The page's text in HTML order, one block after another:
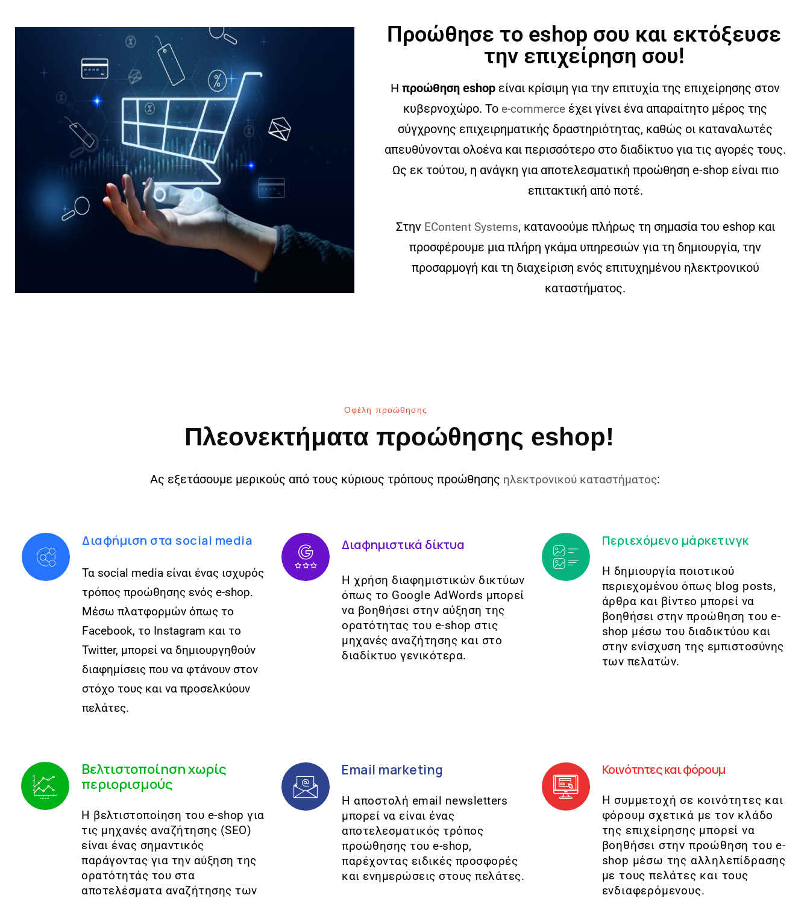
Προώθησε το eshop σου και εκτόξευσε
την επιχείρηση σου!
Ηπροώθηση eshop είναι κρίσιμη για την επιτυχία της επιχείρησης στον
κυβερνοχώρο. Το e-commerce έχει γίνει ένα απαραίτητο μέρος της
σύγχρονης επιχειρηματικής δραστηριότητας, καθώς οι καταναλωτές
απευθύνονται ολοένα και περισσότερο στο διαδίκτυο για τις αγορές τους.
Ως εκ τούτου, η ανάγκη για αποτελεσματική προώθηση e-shop είναι πιο
επιτακτική από ποτέ.
Στην ΕContent Systems, κατανοούμε πλήρως τη σημασία του eshop και
προσφέρουμε μια πλήρη γκάμα υπηρεσιών για τη δημιουργία, την
προσαρμογή και τη διαχείριση ενός επιτυχημένου ηλεκτρονικού
καταστήματος.
Οφέλη προώθησης
Πλεονεκτήματα προώθησης eshop!
Ας εξετάσουμε μερικούς από τους κύριους τρόπους προώθησης ηλεκτρονικού καταστήματος:
Διαφήμιση στα social media
Τα social media είναι ένας ισχυρός
τρόπος προώθησης ενός e-shop.
Μέσω πλατφορμών όπως το
Facebook, το Instagram και το
Twitter, μπορεί να δημιουργηθούν
διαφημίσεις που να φτάνουν στον
στόχο τους και να προσελκύουν
πελάτες.
Διαφημιστικά δίκτυα
Η χρήση διαφημιστικών δικτύων
όπως το Google AdWords μπορεί
να βοηθήσει στην αύξηση της
ορατότητας του e-shop στις
μηχανές αναζήτησης και στο
διαδίκτυο γενικότερα.
Περιεχόμενο μάρκετινγκ
Η δημιουργία ποιοτικού
περιεχομένου όπως blog posts,
άρθρα και βίντεο μπορεί να
βοηθήσει στην προώθηση του e-
shop μέσω του διαδικτύου και
στην ενίσχυση της εμπιστοσύνης
των πελατών.
Βελτιστοποίηση χωρίς
περιορισμούς
Η βελτιστοποίηση του e-shop για
τις μηχανές αναζήτησης (SEO)
είναι ένας σημαντικός
παράγοντας για την αύξηση της
ορατότητάς του στα
αποτελέσματα αναζήτησης των
Email marketing
Η αποστολή email newsletters
μπορεί να είναι ένας
αποτελεσματικός τρόπος
προώθησης του e-shop,
παρέχοντας ειδικές προσφορές
και ενημερώσεις στους πελάτες.
Κοινότητες και φόρουμ
Η συμμετοχή σε κοινότητες και
φόρουμ σχετικά με τον κλάδο
της επιχείρησης μπορεί να
βοηθήσει στην προώθηση του e-
shop μέσω της αλληλεπίδρασης
με τους πελάτες και τους
ενδιαφερόμενους.